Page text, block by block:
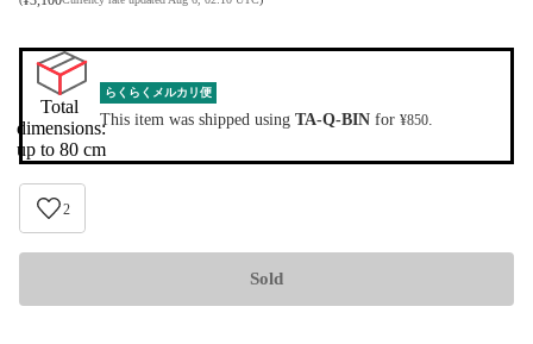
Total
dimensions:
up to 80 cm
らくらくメルカリ便
This item was shipped using TA-Q-BIN for ¥850.
2
Sold